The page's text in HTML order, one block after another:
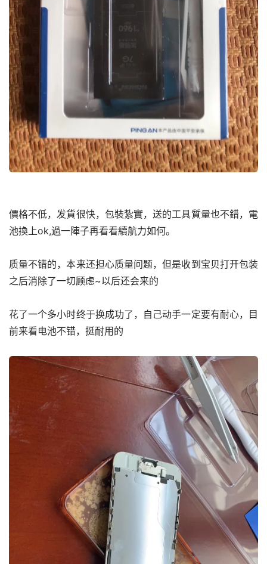
價格不低，发貨很快，包裝紮實，送的工具質量也不錯，電
池換上ok,過一陣子再看看續航力如何。
质量不错的，本来还担心质量问题，但是收到宝贝打开包装
之后消除了一切顾虑~以后还会来的
花了一个多小时终于换成功了，自己动手一定要有耐心，目
前来看电池不错，挺耐用的